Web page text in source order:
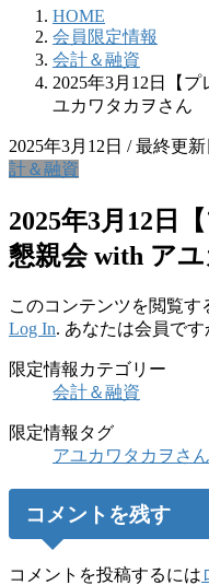
HOME
会員限定情報
会計＆融資
2025年3月12日【
ユカワタカヲさん
2025年3月12日 / 最終更新
計＆融資
2025年3月12日
懇親会 with ア
このコンテンツを閲覧
Log In. あなたは会員です
限定情報カテゴリー
会計＆融資
限定情報タグ
アユカワタカヲさん
コメントを残す
コメントを投稿するには